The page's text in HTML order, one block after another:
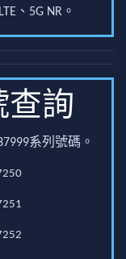
、5G NR。
查詢
系列號碼。